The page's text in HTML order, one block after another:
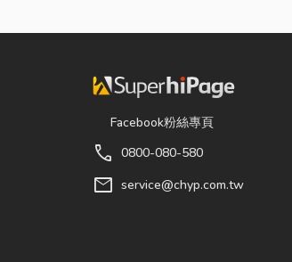
Facebook粉絲專頁
call 0800-080-580
mail service@chyp.com.tw